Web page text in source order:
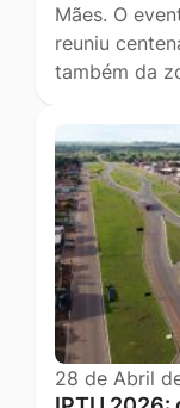
Mães. O
reuniu
também da
28 de Abril